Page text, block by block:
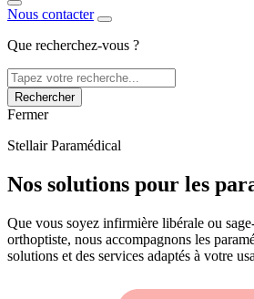
Nous contacter
Que recherchez-vous ?
Rechercher
Fermer
Stellair Paramédical
Nos solutions pour les
Que vous soyez infirmière libérale ou
orthoptiste, nous accompagnons les
solutions et des services adaptés à votre